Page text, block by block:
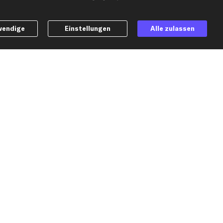
Seat Ersatzteile
Einstellungen Alle zulassen